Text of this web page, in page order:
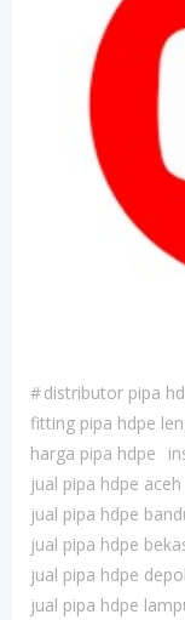
#distributor pipa
fitting pipa hdpe
harga pipa hdpe
jual pipa hdpe aceh
jual pipa hdpe
jual pipa hdpe
jual pipa hdpe
jual pipa hdpe